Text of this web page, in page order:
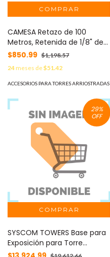
CAMESA Retazo de 100
Metros, Retenida de 1/8" de
Alta Resistencia, Galvanizado
clase A. MOD:
SRET318CAM*100MTS
$850.99 $1,198.57
24meses de$51.42
ACCESORIOS PARA TORRES ARRIOSTRADAS
29%
OFF
SYSCOM TOWERS Base para
Exposición para Torre
STZ45G. Logo SYSCOM. MOD: